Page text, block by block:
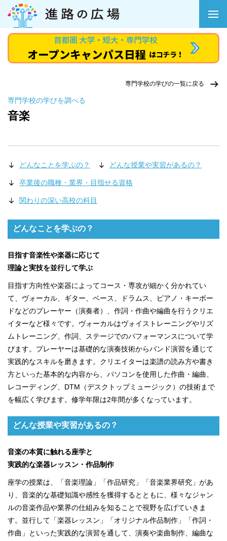
専門学校の学びの一覧に戻る
専門学校の学びを調べる
音楽
どんなことを学ぶの？ どんな授業や実習があるの？
卒業後の職種・業界・目指せる資格
関わりの深い高校の科目
どんなことを学ぶの？
目指す音楽性や楽器に応じて
理論と実技を並行して学ぶ
目指す方向性や楽器によってコース・専攻が細かく分かれてい
て、ヴォーカル、ギター、ベース、ドラムス、ピアノ・キーボー
ドなどのプレーヤー（演奏者）、作詞・作曲や編曲を行うクリエ
イターなど様々です。ヴォーカルはヴォイストレーニングやリズ
ムトレーニング、作詞、ステージでのパフォーマンスについて学
びます。プレーヤーは基礎的な演奏技術からバンド演習を通じて
実践的なスキルを磨きます。クリエイターは楽譜の読み方や書き
方といった基本的な内容から、パソコンを使用した作曲・編曲、
レコーディング、DTM（デスクトップミュージック）の技術まで
を幅広く学びます。修学年限は2年間が多くなっています。
どんな授業や実習があるの？
音楽の本質に触れる座学と
実践的な楽器レッスン・作品制作
座学の授業は、「音楽理論」「作品研究」「音楽業界研究」があ
り、音楽的な基礎知識や感性を獲得するとともに、様々なジャン
ルの音楽作品や業界の仕組みを知ることで視野を広げていきま
す。並行して「楽器レッスン」「オリジナル作品制作」「作詞・
作曲」といった実践的な演習を通して、演奏や楽曲制作、編曲な